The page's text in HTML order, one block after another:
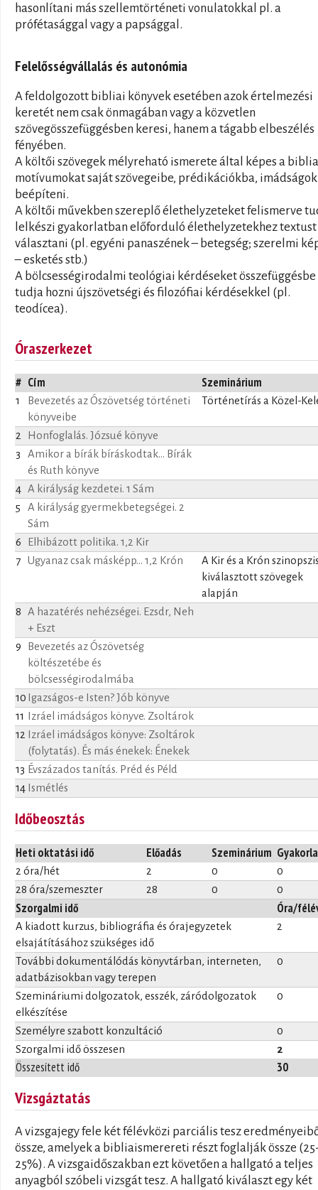
hasonlítani más szellemtörténeti vonulatokkal pl. a
prófétasággal vagy a papsággal.
Felelősségvállalás és autonómia
A feldolgozott bibliai könyvek esetében azok értelmezési
keretét nem csak önmagában vagy a közvetlen
szövegösszefüggésben keresi, hanem a tágabb elbeszélés
fényében.
A költői szövegek mélyreható ismerete által képes a
motívumokat saját szövegeibe, prédikációkba,
beépíteni.
A költői művekben szereplő élethelyzeteket felismerve
lelkészi gyakorlatban előforduló élethelyzetekhez textust
választani (pl. egyéni panaszének – betegség; szerelmi
– esketés stb.)
A bölcsességirodalmi teológiai kérdéseket összefüggésbe
tudja hozni újszövetségi és filozófiai kérdésekkel (pl.
teodícea).
Óraszerkezet
# Cím Szeminárium
1
Bevezetés az Ószövetség történeti
könyveibe
Történetírás a Közel-
2
Honfoglalás. Józsué könyve
3
Amikor a bírák bíráskodtak... Bírák
és Ruth könyve
4 A királyság kezdetei. 1 Sám
5
A királyság gyermekbetegségei. 2
Sám
6
Elhibázott politika. 1,2 Kir
7
Ugyanaz csak másképp... 1,2 Krón
A Kir és a Krón
kiválasztott szövegek
alapján
8
A hazatérés nehézségei. Ezsdr, Neh
+ Eszt
9
Bevezetés az Ószövetség
költészetébe és
bölcsességirodalmába
10 Igazságos-e Isten? Jób könyve
11
Izráel imádságos könyve. Zsoltárok
12
Izráel imádságos könyve: Zsoltárok
(folytatás). És más énekek: Énekek
13 Évszázados tanítás. Préd és Péld
14 Ismétlés
Időbeosztás
Heti oktatási idő Előadás Szeminárium
2 óra/hét 2 0
0
28 óra/szemeszter
28 0 0
Szorgalmi idő Óra/
Összesített idő 30
A kiadott kurzus, bibliográfia és órajegyzetek
elsajátításához szükséges idő
2
További dokumentálódás könyvtárban, interneten,
adatbázisokban vagy terepen
0
Szemináriumi dolgozatok, esszék, záródolgozatok
elkészítése
0
Személyre szabott konzultáció
0
Szorgalmi idő összesen
2
Vizsgáztatás
A vizsgajegy fele két félévközi parciális tesz
össze, amelyek a bibliaismerereti részt foglalják össze
25%). A vizsgaidőszakban ezt követően a hallgató a teljes
anyagból szóbeli vizsgát tesz. A hallgató kiválaszt egy két